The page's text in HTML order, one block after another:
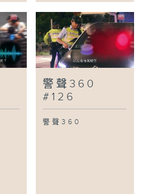
警聲360
#126
警聲360